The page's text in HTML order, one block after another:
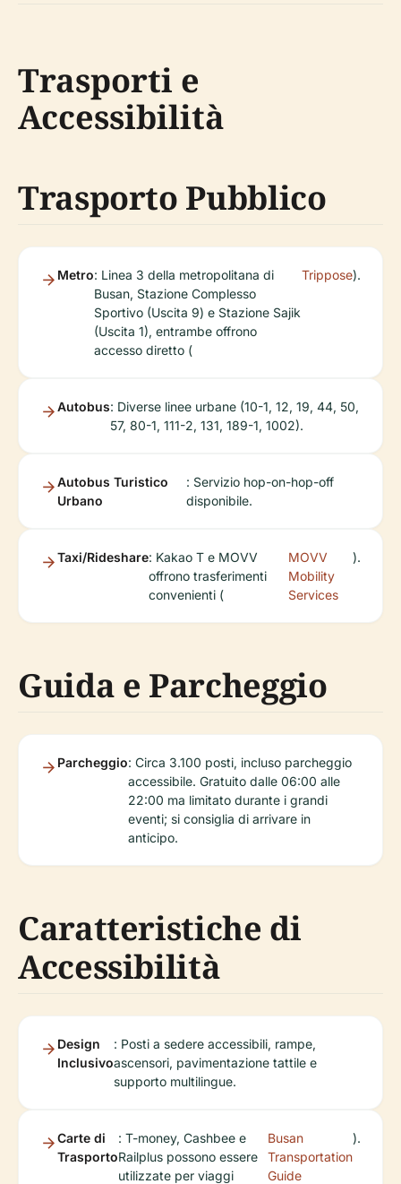
Trasporti e
Accessibilità
Trasporto Pubblico
Metro: Linea 3 della metropolitana di
Busan, Stazione Complesso
Sportivo (Uscita 9) e Stazione Sajik
(Uscita 1), entrambe offrono
accesso diretto (
Trippose).
Autobus: Diverse linee urbane (10-1, 12, 19, 44, 50,
57, 80-1, 111-2, 131, 189-1, 1002).
Autobus Turistico
Urbano
: Servizio hop-on-hop-off
disponibile.
Taxi/Rideshare: Kakao T e MOVV
offrono trasferimenti
convenienti (
MOVV
Mobility
Services
).
Guida e Parcheggio
Parcheggio: Circa 3.100 posti, incluso parcheggio
accessibile. Gratuito dalle 06:00 alle
22:00 ma limitato durante i grandi
eventi; si consiglia di arrivare in
anticipo.
Caratteristiche di
Accessibilità
Design
Inclusivo
: Posti a sedere accessibili, rampe,
ascensori, pavimentazione tattile e
supporto multilingue.
Carte di
Trasporto
: T-money, Cashbee e
Railplus possono essere
utilizzate per viaggi
Busan
Transportation
Guide
).